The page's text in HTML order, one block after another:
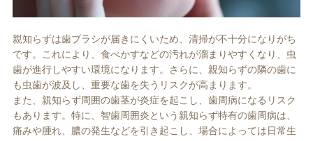
親知らずは歯ブラシが届きにくいため、清掃が不十分になりがち
です。これにより、食べかすなどの汚れが溜まりやすくなり、虫
歯が進行しやすい環境になります。さらに、親知らずの隣の歯に
も虫歯が波及し、重要な歯を失うリスクが高まります。
また、親知らず周囲の歯茎が炎症を起こし、歯周病になるリスク
もあります。特に、智歯周囲炎という親知らず特有の歯周病は、
痛みや腫れ、膿の発生などを引き起こし、場合によっては日常生